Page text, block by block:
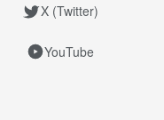
X (Twitter)
YouTube